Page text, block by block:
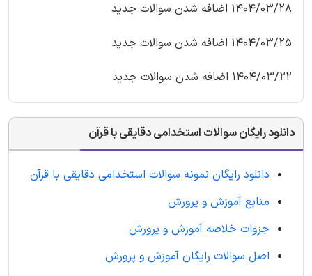
1404/03/28 اضافه شدن سوالات جدید
1404/03/25 اضافه شدن سوالات جدید
1404/03/22 اضافه شدن سوالات جدید
دانلود رایگان سوالات استخدامی دقایقی با قرآن
دانلود رایگان نمونه سوالات استخدامی دقایقی با قرآن
منابع آموزش و پرورش
جزوات خلاصه آموزش و پرورش
اصل سوالات رایگان آموزش و پرورش